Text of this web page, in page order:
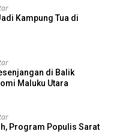
Kampung Tua di
di Balik
Maluku Utara
Program Populis Sarat